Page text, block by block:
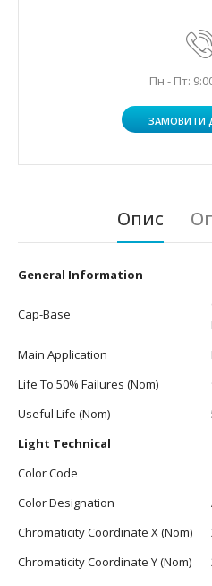
Пн - Пт:
ЗАМОВИТИ
Опис
General Information
Cap-Base
Main Application
Life To 50% Failures (Nom)
Useful Life (Nom)
Light Technical
Color Code
Color Designation
Chromaticity Coordinate X (Nom)
Chromaticity Coordinate Y (Nom)